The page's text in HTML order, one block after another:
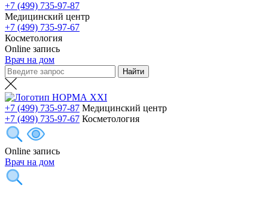
+7 (499) 735-97-87
Медицинский центр
+7 (499) 735-97-67
Косметология
Online запись
Врач на дом
+7 (499) 735-97-87 Медицинский центр
+7 (499) 735-97-67 Косметология
Online запись
Врач на дом